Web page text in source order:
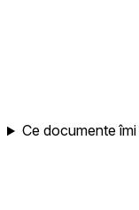
Ce documente